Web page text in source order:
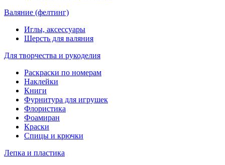
Валяние (фелтинг)
Иглы, аксессуары
Шерсть для валяния
Для творчества и рукоделия
Раскраски по номерам
Наклейки
Книги
Фурнитура для игрушек
Флористика
Фоамиран
Краски
Спицы и крючки
Лепка и пластика